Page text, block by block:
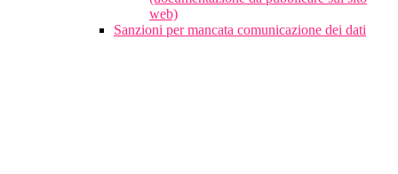
web)
Sanzioni per mancata comunicazione dei dati